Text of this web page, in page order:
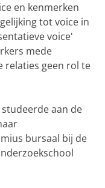
en kenmerken
tot voice in
voice'
mede
relaties geen rol te
aan de
bursaal bij de